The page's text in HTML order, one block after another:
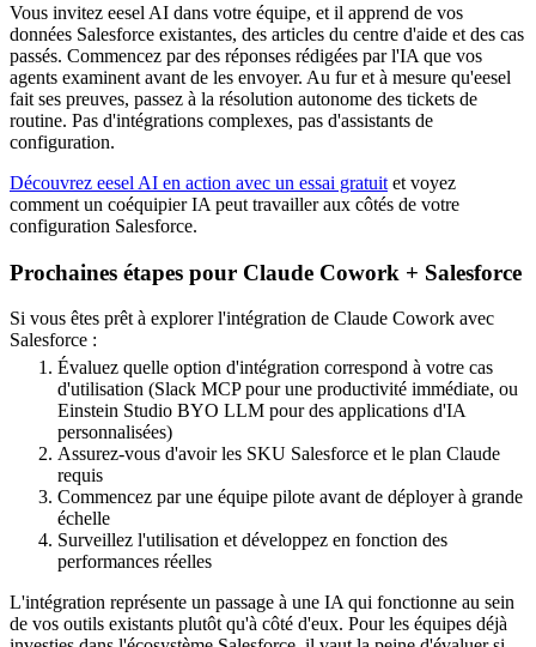
Vous invitez eesel AI dans votre équipe, et il apprend de vos
données Salesforce existantes, des articles du centre d'aide et des cas
passés. Commencez par des réponses rédigées par l'IA que vos
agents examinent avant de les envoyer. Au fur et à mesure qu'eesel
fait ses preuves, passez à la résolution autonome des tickets de
routine. Pas d'intégrations complexes, pas d'assistants de
configuration.
Découvrez eesel AI en action avec un essai gratuit et voyez
comment un coéquipier IA peut travailler aux côtés de votre
configuration Salesforce.
Prochaines étapes pour Claude Cowork + Salesforce
Si vous êtes prêt à explorer l'intégration de Claude Cowork avec
Salesforce :
Évaluez quelle option d'intégration correspond à votre cas
d'utilisation (Slack MCP pour une productivité immédiate, ou
Einstein Studio BYO LLM pour des applications d'IA
personnalisées)
Assurez-vous d'avoir les SKU Salesforce et le plan Claude
requis
Commencez par une équipe pilote avant de déployer à grande
échelle
Surveillez l'utilisation et développez en fonction des
performances réelles
L'intégration représente un passage à une IA qui fonctionne au sein
de vos outils existants plutôt qu'à côté d'eux. Pour les équipes déjà